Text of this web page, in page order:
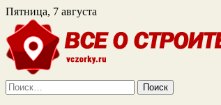
Пятница, 7 августа
Найти: